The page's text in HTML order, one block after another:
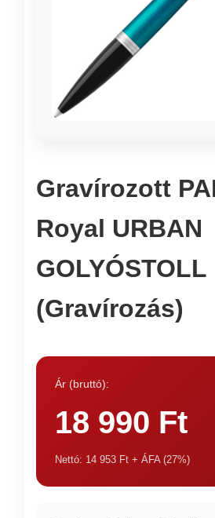
Gravírozott
Royal URBAN
GOLYÓSTOLL
(Gravírozás)
Ár (bruttó):
18 990 Ft
Nettó: 14 953 Ft + ÁFA (27%)